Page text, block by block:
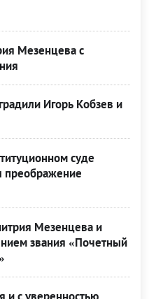
Мезенцева с
Игорь Кобзев и
суде
преображение
Мезенцева и
звания «Почетный